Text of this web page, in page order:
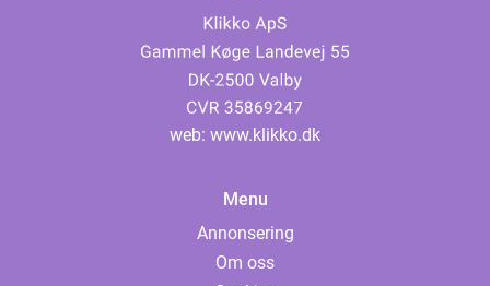
web: www.klikko.dk
Menu
Annonsering
Om oss